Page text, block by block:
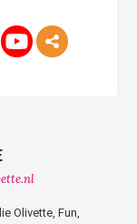
Olivette, Fun,